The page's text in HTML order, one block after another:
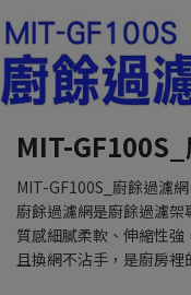
MIT-
MIT-GF100S_廚餘過濾
廚餘過濾網是廚餘過濾架
質感細膩柔軟、伸縮性
且換網不沾手，是廚房裡